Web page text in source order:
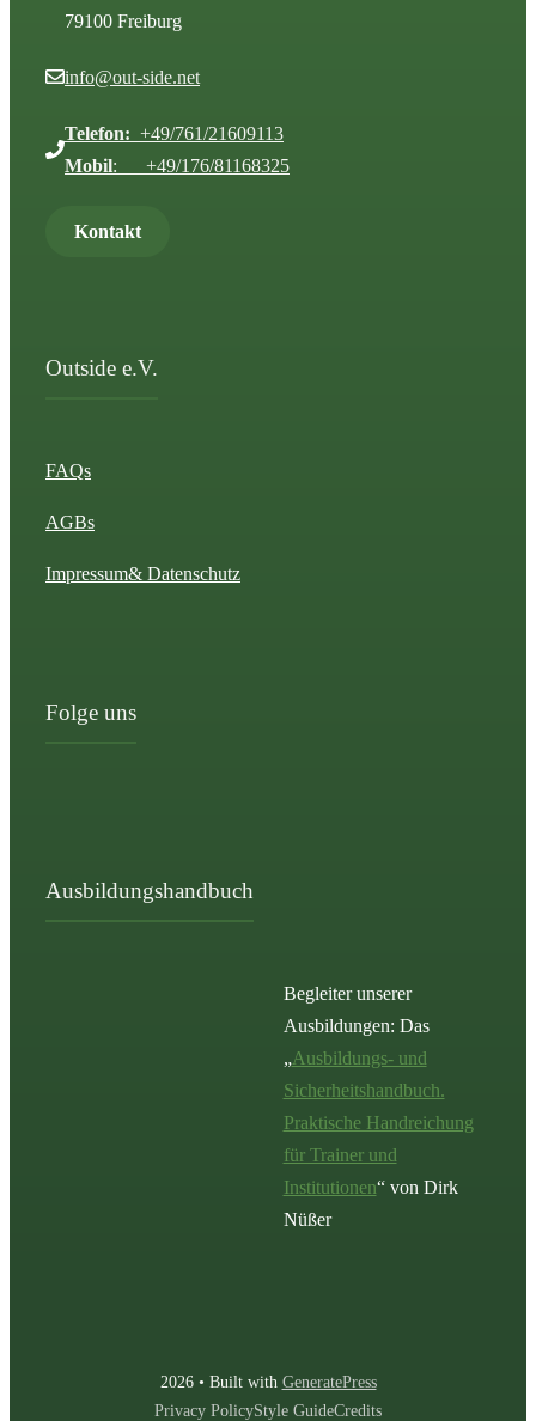
79100 Freiburg
info@out-side.net
Telefon: +49/761/21609113
Mobil: +49/176/81168325
Kontakt
Outside e.V.
FAQs
AGBs
Impressum& Datenschutz
Folge uns
Ausbildungshandbuch
Begleiter unserer
Ausbildungen: Das
„Ausbildungs- und
Sicherheitshandbuch.
Praktische Handreichung
für Trainer und
Institutionen“ von Dirk
Nüßer
2026 • Built with GeneratePress
Privacy PolicyStyle GuideCredits